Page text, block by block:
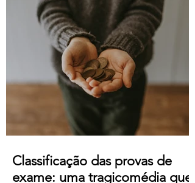
e os da ignorância, os do rigor e os do
facilitismo, os da inovação e os
empedernidos – é mais um agente de
confusão. O olhar da FENPROF para este
processo parte, como não podia deixar
de ser, das violações dos
Classificação das provas de
exame: uma tragicomédia que